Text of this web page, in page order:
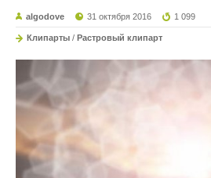
algodove 31 октября 2016 1 099
Клипарты / Растровый клипарт